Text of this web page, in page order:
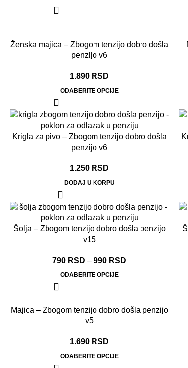
Ženska majica – Zbogom tenzijo dobro došla
penzijo v6
1.890 RSD
ODABERITE OPCIJE
Krigla za pivo – Zbogom tenzijo dobro došla
penzijo v6
1.250 RSD
DODAJ U KORPU
Šolja – Zbogom tenzijo dobro došla penzijo
v15
790 RSD – 990 RSD
ODABERITE OPCIJE
Majica – Zbogom tenzijo dobro došla penzijo
v5
1.690 RSD
ODABERITE OPCIJE